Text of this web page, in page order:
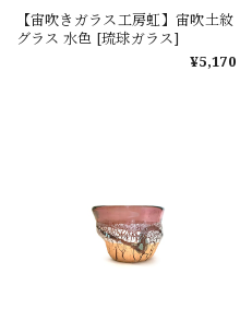
【宙吹きガラス工房虹】宙吹土紋
グラス 水色 [琉球ガラス]
¥5,170